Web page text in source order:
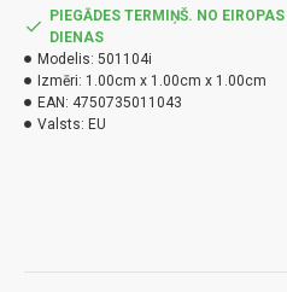
PIEGĀDES TERMIŅŠ. NO
DIENAS
Modelis: 501104i
Izmēri: 1.00cm x 1.00cm x 1.00cm
EAN: 4750735011043
Valsts: EU